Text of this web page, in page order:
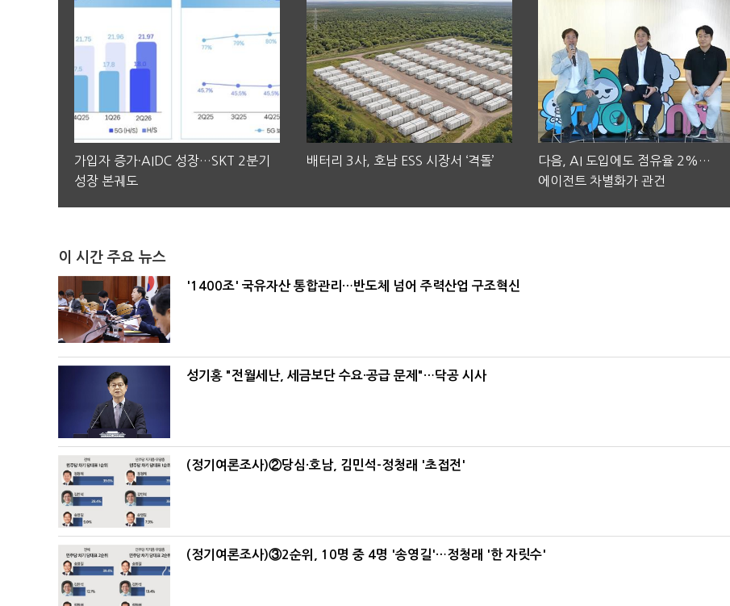
가입자 증가·AIDC 성장…SKT 2분기
성장 본궤도
배터리 3사, 호남 ESS 시장서 ‘격돌’
다음, AI 도입에도 점유율 2%…
에이전트 차별화가 관건
이 시간 주요 뉴스
'1400조' 국유자산 통합관리…반도체 넘어 주력산업 구조혁신
성기홍 "전월세난, 세금보단 수요·공급 문제"…닥공 시사
(정기여론조사)②당심·호남, 김민석-정청래 '초접전'
(정기여론조사)③2순위, 10명 중 4명 '송영길'…정청래 '한 자릿수'